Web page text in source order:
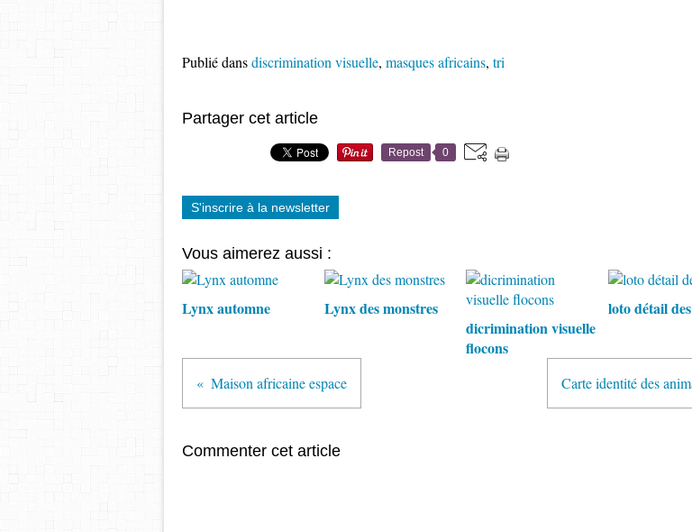
Publié dansdiscrimination visuelle, masques africains, tri
Partager cet article
Repost 0
S'inscrire à la newsletter
Vous aimerez aussi :
Lynx automne
Lynx des monstres
dicrimination visuelle
flocons
loto détail
Maison africaine espace Carte identité des
Commenter cet article